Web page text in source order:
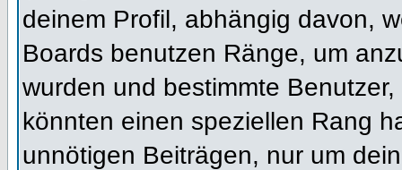
deinem Profil, abhängig davon,
Boards benutzen Ränge, um
wurden und bestimmte
könnten einen speziellen Rang
unnötigen Beiträgen, nur um